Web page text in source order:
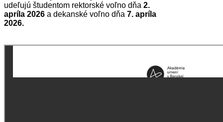
udeľujú študentom rektorské voľno dňa 2.
apríla 2026 a dekanské voľno dňa 7. apríla
2026.